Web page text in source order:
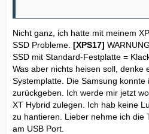
Nicht ganz, ich hatte mit meinem
SSD Probleme. [XPS17]
SSD mit Standard-Festplatte =
Was aber nichts heisen soll, denke
Systemplatte. Die Samsung konnte
zurückgeben. Ich werde mir jetzt
XT Hybrid zulegen. Ich hab keine
zu hantieren. Lieber nehme ich die
am USB Port.